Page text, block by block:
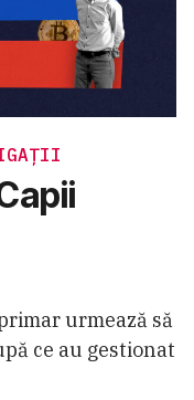
urmează să
ce au gestionat